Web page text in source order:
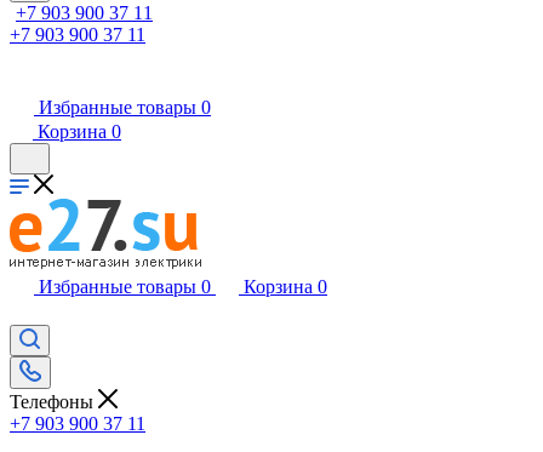
+7 903 900 37 11
+7 903 900 37 11
Избранные товары 0
Корзина 0
Избранные товары 0 Корзина 0
Телефоны
+7 903 900 37 11